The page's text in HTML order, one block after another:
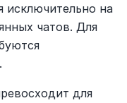
исключительно на
чатов. Для
для